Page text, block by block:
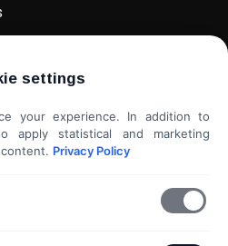
készítés
settings
your experience. In addition to
apply statistical and marketing
Privacy Policy